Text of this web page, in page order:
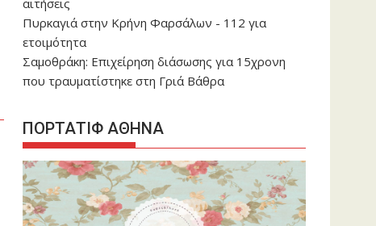
αιτήσεις
Πυρκαγιά στην Κρήνη Φαρσάλων - 112 για
ετοιμότητα
Σαμοθράκη: Επιχείρηση διάσωσης για 15χρονη
που τραυματίστηκε στη Γριά Βάθρα
ΠΟΡΤΑΤΙΦ ΑΘΗΝΑ